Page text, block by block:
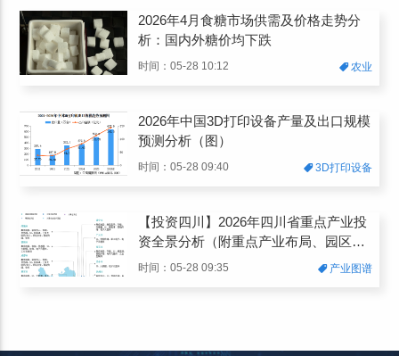
2026年4月食糖市场供需及价格走势分
析：国内外糖价均下跌
时间：05-28 10:12 农业
2026年中国3D打印设备产量及出口规模
预测分析（图）
时间：05-28 09:40 3D打印设备
【投资四川】2026年四川省重点产业投
资全景分析（附重点产业布局、园区分
布、投资保障等）
时间：05-28 09:35 产业图谱